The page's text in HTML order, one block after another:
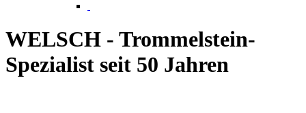
WELSCH - Trommelstein-
Spezialist seit 50 Jahren